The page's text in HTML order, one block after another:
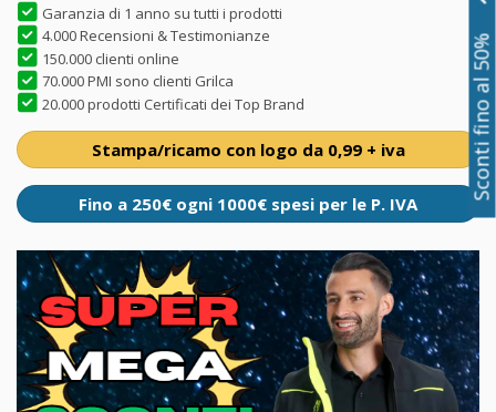
Garanzia di 1 anno su tutti i prodotti
4.000 Recensioni & Testimonianze
150.000 clienti online
70.000 PMI sono clienti Grilca
20.000 prodotti Certificati dei Top Brand
Stampa/ricamo con logo da 0,99 + iva
Fino a 250€ ogni 1000€ spesi per le P. IVA
Sconti fino al 50%